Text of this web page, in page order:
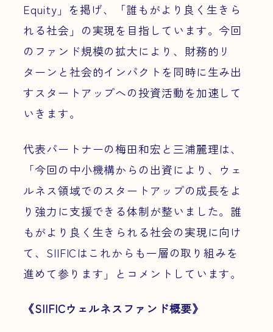
Equity」を掲げ、「誰もがより良く生きら
れる社会」の実現を目指しています。今回
のファンド規模の拡大により、財務的リ
ターンと社会的インパクトを同時に生み出
すスタートアップへの投資活動を加速して
いきます。
代表パートナーの梅田和宏と三浦麗理は、
「今回の中小機構からの出資により、ウェ
ルネス領域でのスタートアップの成長をよ
り強力に支援できる体制が整いました。誰
もがより良く生きられる社会の実現に向け
て、SIIFICはこれからも一層の取り組みを
進めて参ります」とコメントしています。
《SIIFICウェルネスファンド概要》